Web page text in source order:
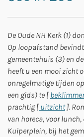
De Oude NH Kerk (1)
Op loopafstand
gemeentehuis (3) en
heeft u een mooi zicht
onregelmatige tijden
een gids) te [
prachtig [ uitzicht].
van horeca, voor
Kuiperplein, bij het